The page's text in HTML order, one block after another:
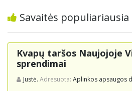
Savaitės populiariausia
Kvapų taršos Naujojoje
sprendimai
Justė. Adresuota: Aplinkos apsaugos